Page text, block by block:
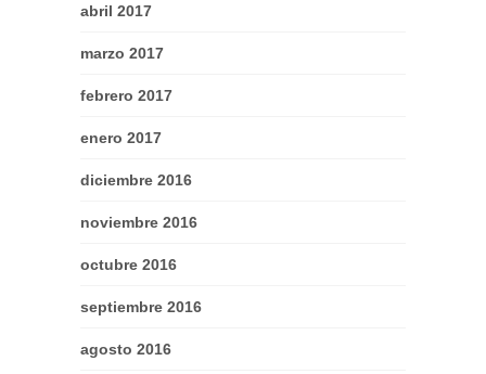
abril 2017
marzo 2017
febrero 2017
enero 2017
diciembre 2016
noviembre 2016
octubre 2016
septiembre 2016
agosto 2016